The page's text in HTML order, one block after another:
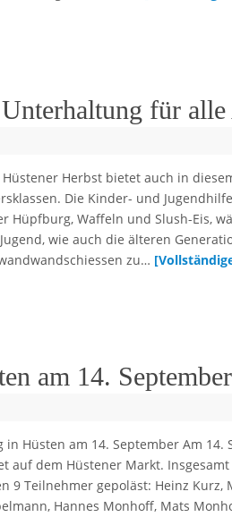
für alle
Hüstener Herbst bietet auch in
Die Kinder- und
Hüpfburg, Waffeln und Slush-Eis,
wie auch die älteren
zu…
am 14. September
in Hüsten am 14. September Am
auf dem Hüstener Markt.
9 Teilnehmer gepoläst: Heinz Kurz,
Hannes Monhoff, Mats